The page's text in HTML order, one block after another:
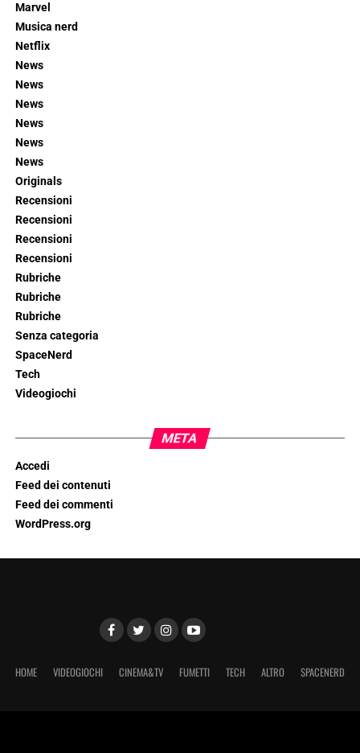
Marvel
Musica nerd
Netflix
News
News
News
News
News
News
Originals
Recensioni
Recensioni
Recensioni
Recensioni
Rubriche
Rubriche
Rubriche
Senza categoria
SpaceNerd
Tech
Videogiochi
META
Accedi
Feed dei contenuti
Feed dei commenti
WordPress.org
HOME VIDEOGIOCHI CINEMA&TV FUMETTI TECH ALTRO SPACENERD